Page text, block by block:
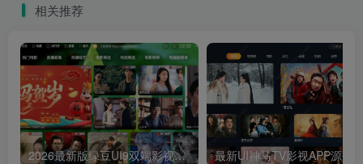
相关推荐
2026最新版绿豆UI9双端影视APP源码